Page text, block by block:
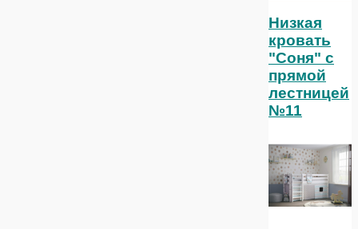
Низкая
кровать
"Соня" с
прямой
лестницей
№11